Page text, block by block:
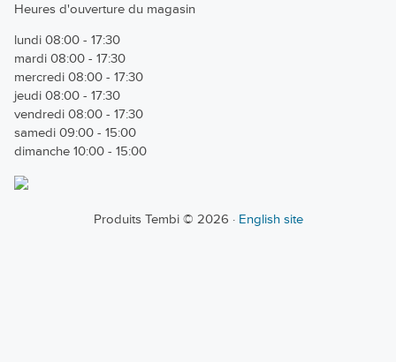
Heures d'ouverture du magasin
lundi 08:00 - 17:30
mardi 08:00 - 17:30
mercredi 08:00 - 17:30
jeudi 08:00 - 17:30
vendredi 08:00 - 17:30
samedi 09:00 - 15:00
dimanche 10:00 - 15:00
Produits Tembi © 2026 · English site